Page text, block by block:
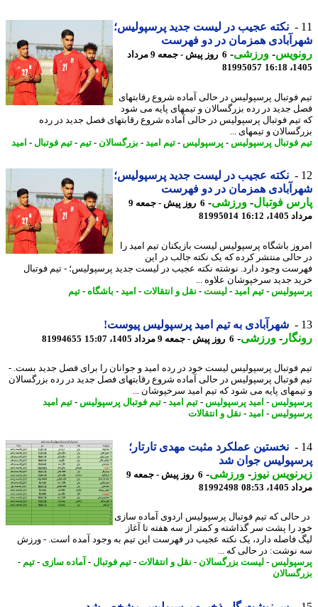
نکته عجیب در لیست جدید پرسپولیس؛
همزمان در دو فهرست
-ورزشی-
6 روز پیش - جمعه 9 مرداد
81995057
فوتبال پرسپولیس در حالی آماده شروع رقابتهای
جدید در رده بزرگسالان و تیمهای پایه می شود
فوتبال پرسپولیس در حالی آماده شروع رقابتهای فصل جدید در رده
و تیمهای ...
فوتبال پرسپولیس-پرسپولیس-تیم امید -بزرگسالان-تیم -تیم فوتبال-امید
نکته عجیب در لیست جدید پرسپولیس؛
همزمان در دو فهرست
فوتبال-ورزشی-
6 روز پیش - جمعه 9
16:12
81995014
باشگاه پرسپولیس لیست بازیکنان تیم امید را
منتشر کرده که یک نکته جالب در این
وجود دارد. نوشته نکته عجیب در لیست جدید پرسپولیس؛ - تیم فوتبال
جدید سرخپوشان علاوه ...
-تیم امید -لیست-نقل و انتقالات-امید -باشگاه-تیم
شهرآبادی به تیم امید پرسپولیس پیوست!
-ورزشی-6 روز پیش - جمعه 9 مرداد 1405، 15:07 81994655
فوتبال پرسپولیس لیست خود در رده امید و جوانان را برای فصل جدید بست. -
فوتبال پرسپولیس در حالی آماده شروع رقابتهای فصل جدید در رده بزرگسالان
پایه می شود که تیم امید سرخپوشان ...
-امید پرسپولیس-تیم امید -تیم فوتبال پرسپولیس-تیم امید
-امید -نقل و انتقالات
نخستین عملکرد مثبت مهدی تارتار؛
جوان شد
نیوز-ورزشی-
6 روز پیش - جمعه 9
08:53
81992498
که تیم فوتبال پرسپولیس اردوی آماده سازی
را پشت سر گذاشته و کمتر از سه هفته تا آغاز
فاصله دارد، یک نکته عجیب در فهرست این تیم به وجود آمده است. - ورزش
در حالی که ...
-لیست بزرگسالان-نقل و انتقالات-تیم فوتبال-آماده سازی- تیم -